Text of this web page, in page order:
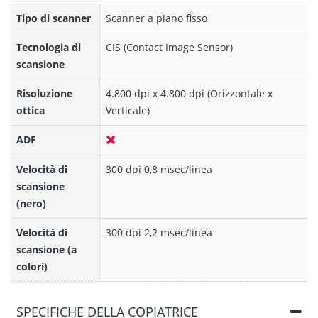
Tipo di scanner Scanner a piano fisso
Tecnologia di
scansione
CIS (Contact Image Sensor)
Risoluzione
ottica
4.800 dpi x 4.800 dpi (Orizzontale x
Verticale)
ADF
Velocità di
scansione
(nero)
300 dpi 0,8 msec/linea
Velocità di
scansione (a
colori)
300 dpi 2,2 msec/linea
SPECIFICHE DELLA COPIATRICE